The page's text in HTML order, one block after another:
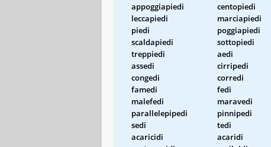
appoggiapiedi centopiedi
leccapiedi
marciapiedi
piedi
poggiapiedi
scaldapiedi
sottopiedi
treppiedi
aedi
assedi
cirripedi
congedi
corredi
famedi
fedi
malefedi
maravedi
parallelepipedi
pinnipedi
sedi
tedi
acaricidi
acaridi